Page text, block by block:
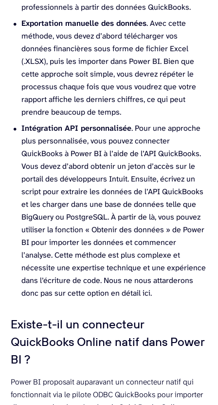
professionnels à partir des données QuickBooks.
Exportation manuelle des données. Avec cette
méthode, vous devez d’abord télécharger vos
données financières sous forme de fichier Excel
(.XLSX), puis les importer dans Power BI. Bien que
cette approche soit simple, vous devrez répéter le
processus chaque fois que vous voudrez que votre
rapport affiche les derniers chiffres, ce qui peut
prendre beaucoup de temps.
Intégration API personnalisée. Pour une approche
plus personnalisée, vous pouvez connecter
QuickBooks à Power BI à l’aide de l’API QuickBooks.
Vous devez d’abord obtenir un jeton d’accès sur le
portail des développeurs Intuit. Ensuite, écrivez un
script pour extraire les données de l’API QuickBooks
et les charger dans une base de données telle que
BigQuery ou PostgreSQL. À partir de là, vous pouvez
utiliser la fonction « Obtenir des données » de Power
BI pour importer les données et commencer
l’analyse. Cette méthode est plus complexe et
nécessite une expertise technique et une expérience
dans l’écriture de code. Nous ne nous attarderons
donc pas sur cette option en détail ici.
Existe-t-il un connecteur
QuickBooks Online natif dans Power
BI ?
Power BI proposait auparavant un connecteur natif qui
fonctionnait via le pilote ODBC QuickBooks pour importer